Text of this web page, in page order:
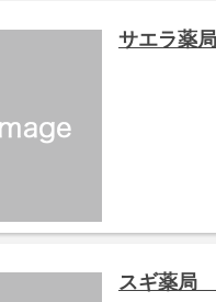
サエラ薬
スギ薬局